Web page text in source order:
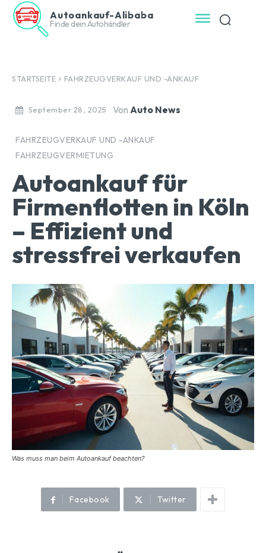
Autoankauf-Alibaba
Finde dein Autohändler
STARTSEITE FAHRZEUGVERKAUF UND -ANKAUF
September 28, 2025 Von Auto News
FAHRZEUGVERKAUF UND -ANKAUF
FAHRZEUGVERMIETUNG
Autoankauf für
Firmenflotten in Köln
– Effizient und
stressfrei verkaufen
Was muss man beim Autoankauf beachten?
Facebook Twitter